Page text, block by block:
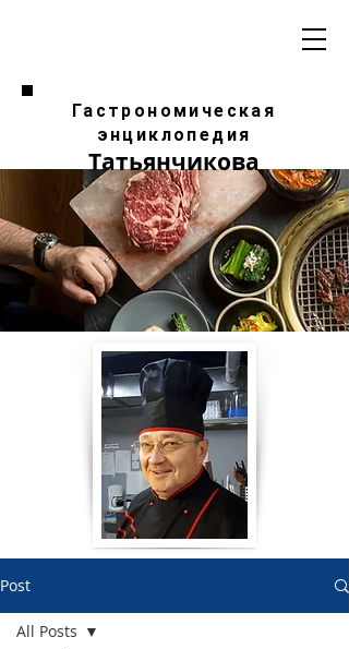
Гастрономическая
энциклопедия
Татьянчикова
Post
All Posts